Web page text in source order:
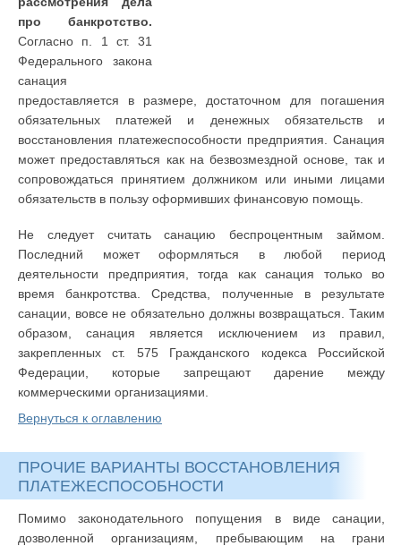
про банкротство.
Согласно п. 1 ст. 31
Федерального закона
санация
предоставляется в размере, достаточном для погашения
обязательных платежей и денежных обязательств и
восстановления платежеспособности предприятия. Санация
может предоставляться как на безвозмездной основе, так и
сопровождаться принятием должником или иными лицами
обязательств в пользу оформивших финансовую помощь.
Не следует считать санацию беспроцентным займом.
Последний может оформляться в любой период
деятельности предприятия, тогда как санация только во
время банкротства. Средства, полученные в результате
санации, вовсе не обязательно должны возвращаться. Таким
образом, санация является исключением из правил,
закрепленных ст. 575 Гражданского кодекса Российской
Федерации, которые запрещают дарение между
коммерческими организациями.
Вернуться к оглавлению
ПРОЧИЕ ВАРИАНТЫ ВОССТАНОВЛЕНИЯ
ПЛАТЕЖЕСПОСОБНОСТИ
Помимо законодательного попущения в виде санации,
дозволенной организациям, пребывающим на грани